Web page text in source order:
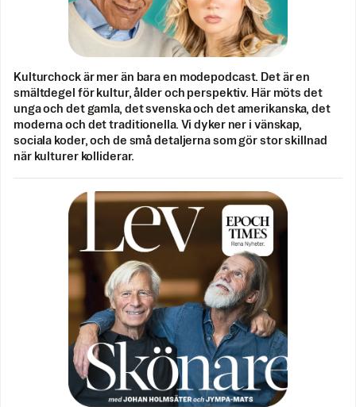
Kulturchock är mer än bara en modepodcast. Det är en
smältdegel för kultur, ålder och perspektiv. Här möts det
unga och det gamla, det svenska och det amerikanska, det
moderna och det traditionella. Vi dyker ner i vänskap,
sociala koder, och de små detaljerna som gör stor skillnad
när kulturer kolliderar.